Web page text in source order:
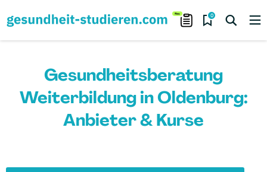
0
Gesundheitsberatung
Weiterbildung in Oldenburg:
Anbieter & Kurse